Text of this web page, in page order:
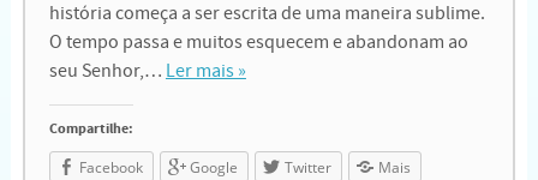
história começa a ser escrita de uma maneira sublime.
O tempo passa e muitos esquecem e abandonam ao
seu Senhor,… Ler mais »
Compartilhe:
Facebook Google Twitter Mais